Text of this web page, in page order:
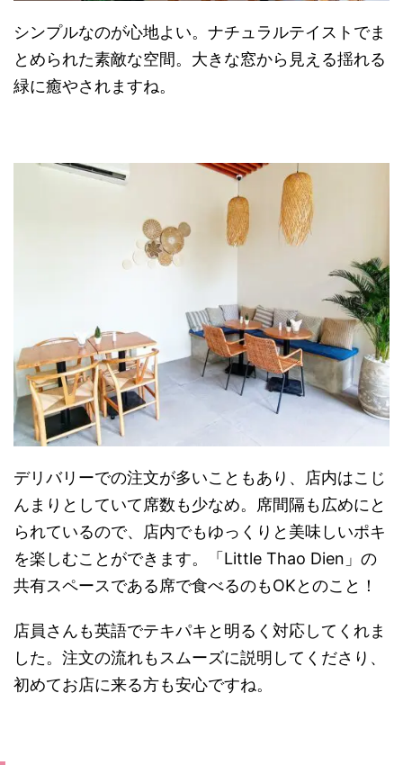
シンプルなのが心地よい。ナチュラルテイストでま
とめられた素敵な空間。大きな窓から見える揺れる
緑に癒やされますね。
デリバリーでの注文が多いこともあり、店内はこじ
んまりとしていて席数も少なめ。席間隔も広めにと
られているので、店内でもゆっくりと美味しいポキ
を楽しむことができます。「Little Thao Dien」の
共有スペースである席で食べるのもOKとのこと！
店員さんも英語でテキパキと明るく対応してくれま
した。注文の流れもスムーズに説明してくださり、
初めてお店に来る方も安心ですね。